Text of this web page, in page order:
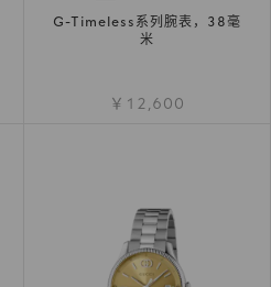
G-Timeless系列腕表，38毫
米
￥12,600